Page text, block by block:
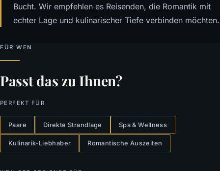
Bucht. Wir empfehlen es Reisenden, die Romantik mit
echter Lage und kulinarischer Tiefe verbinden möchten.
FÜR WEN
Passt das zu Ihnen?
PERFEKT FÜR
Paare Direkte Strandlage Spa & Wellness
Kulinarik-Liebhaber Romantische Auszeiten